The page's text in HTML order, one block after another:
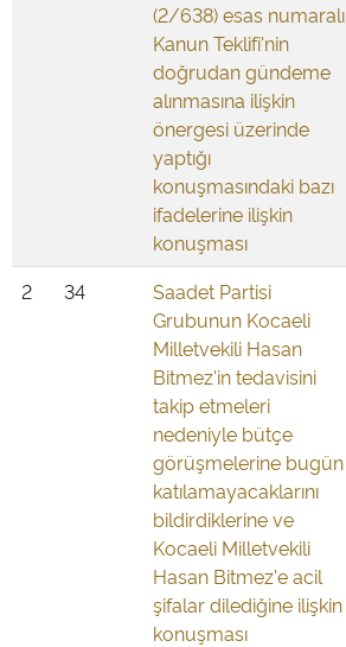
(2/638) esas numaralı
Kanun Teklifi'nin
doğrudan gündeme
alınmasına ilişkin
önergesi üzerinde
yaptığı
konuşmasındaki bazı
ifadelerine ilişkin
konuşması
2 34
Saadet Partisi
Grubunun Kocaeli
Milletvekili Hasan
Bitmez'in tedavisini
takip etmeleri
nedeniyle bütçe
görüşmelerine bugün
katılamayacaklarını
bildirdiklerine ve
Kocaeli Milletvekili
Hasan Bitmez'e acil
şifalar dilediğine ilişkin
konuşması